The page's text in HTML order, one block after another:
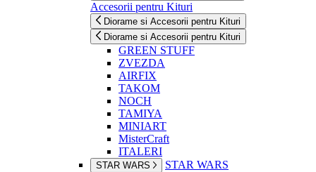
Accesorii pentru Kituri
Diorame si Accesorii pentru Kituri
Diorame si Accesorii pentru Kituri
GREEN STUFF
ZVEZDA
AIRFIX
TAKOM
NOCH
TAMIYA
MINIART
MisterCraft
ITALERI
STAR WARS STAR WARS